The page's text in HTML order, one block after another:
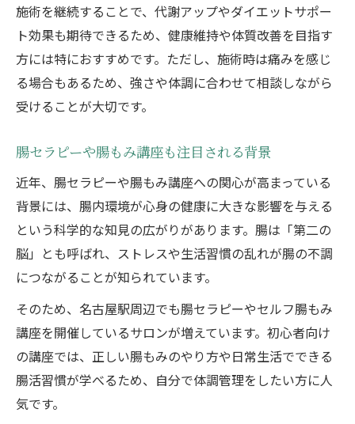
施術を継続することで、代謝アップやダイエットサポー
ト効果も期待できるため、健康維持や体質改善を目指す
方には特におすすめです。ただし、施術時は痛みを感じ
る場合もあるため、強さや体調に合わせて相談しながら
受けることが大切です。
腸セラピーや腸もみ講座も注目される背景
近年、腸セラピーや腸もみ講座への関心が高まっている
背景には、腸内環境が心身の健康に大きな影響を与える
という科学的な知見の広がりがあります。腸は「第二の
脳」とも呼ばれ、ストレスや生活習慣の乱れが腸の不調
につながることが知られています。
そのため、名古屋駅周辺でも腸セラピーやセルフ腸もみ
講座を開催しているサロンが増えています。初心者向け
の講座では、正しい腸もみのやり方や日常生活でできる
腸活習慣が学べるため、自分で体調管理をしたい方に人
気です。